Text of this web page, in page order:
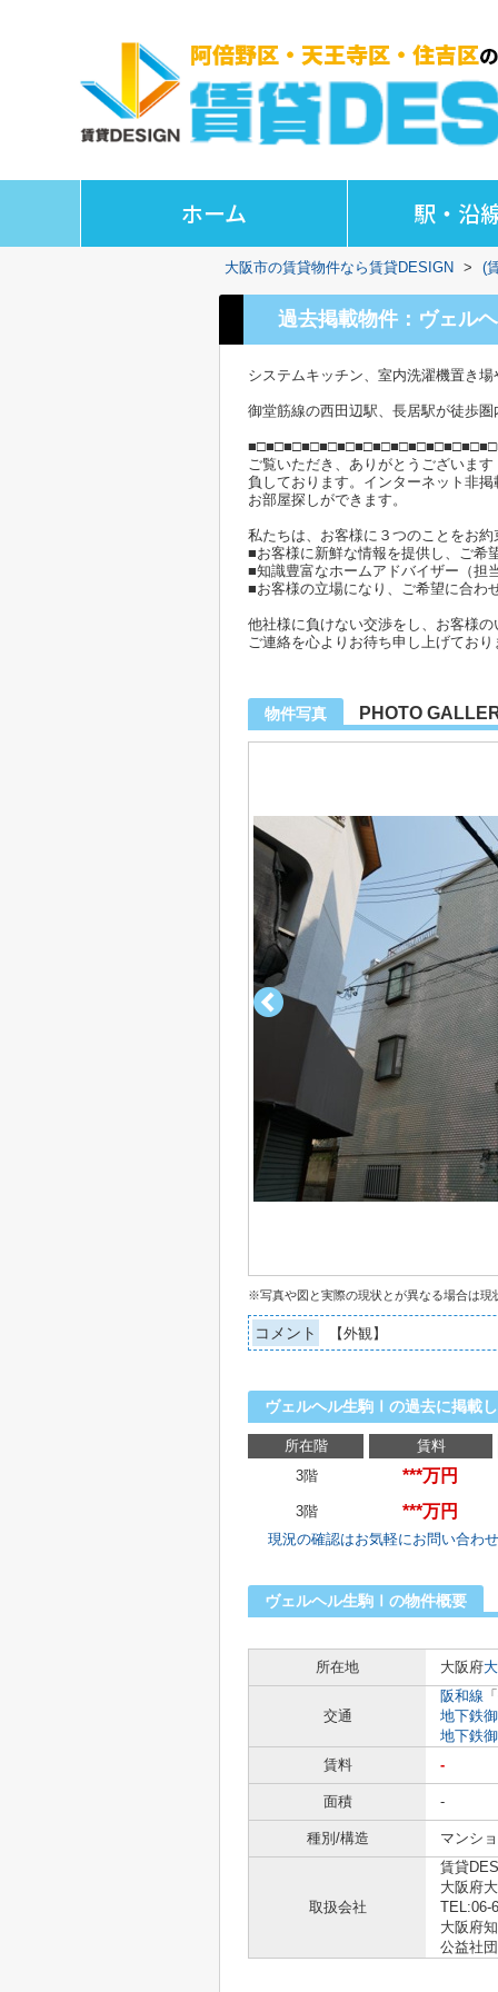
ホーム 駅・沿
大阪市の賃貸物件なら賃貸DESIGN > (
過去掲載物件：ヴェル
システムキッチン、室内洗濯機置き
御堂筋線の西田辺駅、長居駅が徒歩
ご覧いただき、ありがとうございま
負しております。インターネット非
お部屋探しができます。
私たちは、お客様に３つのことをお約
■お客様に新鮮な情報を提供し、ご希
■知識豊富なホームアドバイザー（担
■お客様の立場になり、ご希望に合わ
他社様に負けない交渉をし、お客様
ご連絡を心よりお待ち申し上げており
物件写真 PHOTO
※写真や図と実際の現状とが異なる場合は現
コメント 【外観】
ヴェルヘル生駒Ⅰの過去に掲載
所在階 賃料
3階
***万円
3階 ***万円
現況の確認はお気軽にお問い合わせ
ヴェルヘル生駒Ⅰの物件概要
所在地
大阪府
交通
阪和線 「
地下鉄
地下鉄
賃料
-
面積 -
種別/構造 マンシ
取扱会社
賃貸
大阪府
TEL:06-
大阪府
公益社